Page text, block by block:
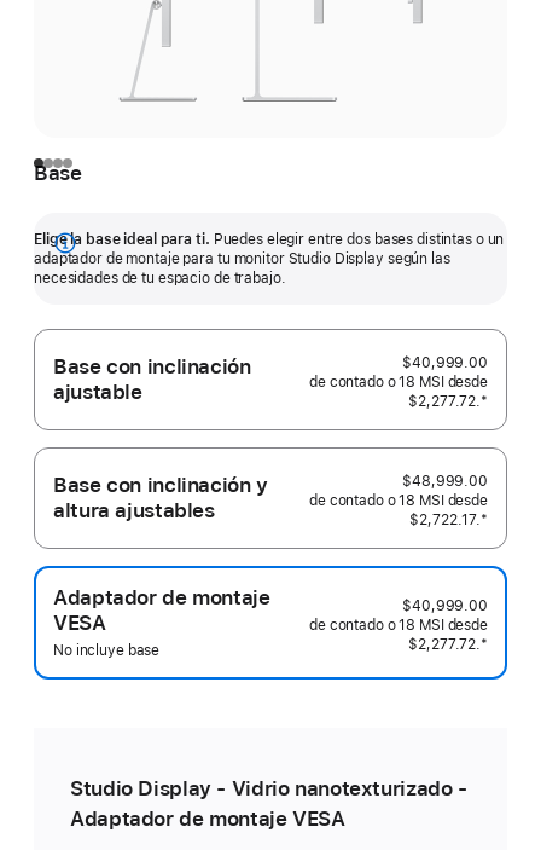
Base
Elige la base ideal para ti. Puedes elegir entre dos bases distintas o un
adaptador de montaje para tu monitor Studio Display según las
necesidades de tu espacio de trabajo.
Mostrar
más
Base con inclinación
ajustable
$40,999.00
de contado o
$2,277.72. Nota al
*
Base con inclinación y
altura ajustables
$48,999.00
de contado o
$2,722.17. Nota al
*
Adaptador de montaje
VESA
No incluye base
$40,999.00
de contado o
$2,277.72. Nota al
*
Studio Display - Vidrio nanotexturizado -
Adaptador de montaje VESA